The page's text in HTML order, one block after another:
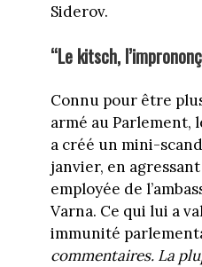
Siderov.
“Le kitsch,
Connu pour être
armé au Parlement,
a créé un mini-
janvier, en
employée de
Varna. Ce qui lui a
immunité
commentaires. La